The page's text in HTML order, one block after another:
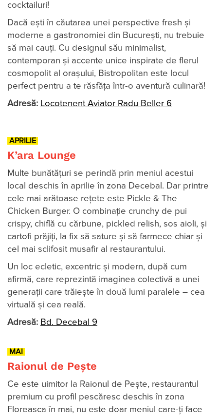
cocktailuri!
Dacă ești în căutarea unei perspective fresh și
moderne a gastronomiei din București, nu trebuie
să mai cauți. Cu designul său minimalist,
contemporan și accente unice inspirate de flerul
cosmopolit al orașului, Bistropolitan este locul
perfect pentru a te răsfăța într-o aventură culinară!
Adresă: Locotenent Aviator Radu Beller 6
APRILIE
K’ara Lounge
Multe bunătăţuri se perindă prin meniul acestui
local deschis în aprilie în zona Decebal. Dar printre
cele mai arătoase reţete este Pickle & The
Chicken Burger. O combinaţie crunchy de pui
crispy, chiflă cu cărbune, pickled relish, sos aioli, şi
cartofi prăjiţi, la fix să sature şi să farmece chiar şi
cel mai sclifosit musafir al restaurantului.
Un loc ecletic, excentric și modern, după cum
afirmă, care reprezintă imaginea colectivă a unei
generații care trăiește în două lumi paralele – cea
virtuală și cea reală.
Adresă: Bd. Decebal 9
MAI
Raionul de Pește
Ce este uimitor la Raionul de Peşte, restaurantul
premium cu profil pescăresc deschis în zona
Floreasca în mai, nu este doar meniul care-ţi face